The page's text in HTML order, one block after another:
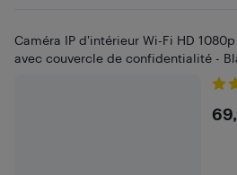
Caméra IP d'intérieur Wi-Fi HD
avec couvercle de confidentialité -